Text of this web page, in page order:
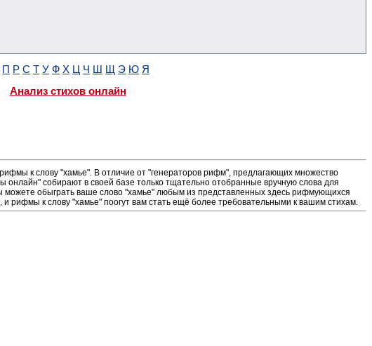
П Р С Т У Ф Х Ц Ч Ш Щ Э Ю Я
Анализ стихов онлайн
к слову "хамье". В отличие от "генераторов рифм", предлагающих множество
собирают в своей базе только тщательно отобранные вручную слова для
можете обыграть ваше слово "хамье" любым из представленных здесь рифмующихся
к слову "хамье" поогут вам стать ещё более требовательными к вашим стихам.